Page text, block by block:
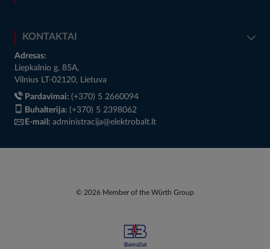
KONTAKTAI
Adresas:
Liepkalnio g. 85A,
Vilnius LT-02120, Lietuva
Pardavimai: (+370) 5 2660094
Buhalterija: (+370) 5 2398062
E-mail: administracija@elektrobalt.lt
© 2026 Member of the Würth Group